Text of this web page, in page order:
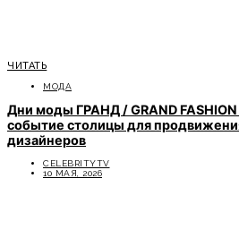
ЧИТАТЬ
МОДА
Дни моды ГРАНД / GRAND FASHION
событие столицы для
дизайнеров
CELEBRITYTV
10 МАЯ, 2026